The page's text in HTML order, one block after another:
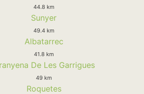
44.8 km
Sunyer
49.4 km
Albatarrec
41.8 km
De Les Garrigues
49 km
Roquetes